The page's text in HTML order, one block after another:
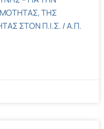
ΤΗΣ
ΣΤΟΝ Π.Ι.Σ. / Α.Π.